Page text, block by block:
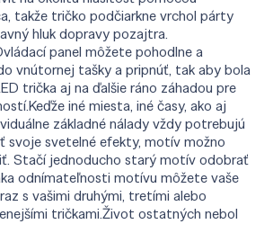
takže tričko podčiarkne vrchol párty
hluk dopravy pozajtra.
panel môžete pohodlne a
vnútornej tašky a pripnúť, tak aby bola
trička aj na ďalšie ráno záhadou pre
iné miesta, iné časy, ako aj
základné nálady vždy potrebujú
svoje svetelné efekty, motív možno
Stačí jednoducho starý motív odobrať
odnímateľnosti motívu môžete vaše
s vašimi druhými, tretími alebo
tričkami.Život ostatných nebol